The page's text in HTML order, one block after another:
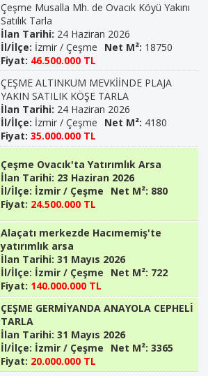
Çeşme Musalla Mh. de Ovacık Köyü Yakını
Satılık Tarla
İlan Tarihi: 24 Haziran 2026
İl/İlçe: İzmir / Çeşme Net M²: 18750
Fiyat: 46.500.000 TL
ÇEŞME ALTINKUM MEVKİİNDE PLAJA
YAKIN SATILIK KÖŞE TARLA
İlan Tarihi: 24 Haziran 2026
İl/İlçe: İzmir / Çeşme Net M²: 4180
Fiyat: 35.000.000 TL
Çeşme Ovacık'ta Yatırımlık Arsa
İlan Tarihi: 23 Haziran 2026
İl/İlçe: İzmir / Çeşme Net M²: 880
Fiyat: 24.500.000 TL
Alaçatı merkezde Hacımemiş'te
yatırımlık arsa
İlan Tarihi: 31 Mayıs 2026
İl/İlçe: İzmir / Çeşme Net M²: 722
Fiyat: 140.000.000 TL
ÇEŞME GERMİYANDA ANAYOLA CEPHELİ
TARLA
İlan Tarihi: 31 Mayıs 2026
İl/İlçe: İzmir / Çeşme Net M²: 3365
Fiyat: 20.000.000 TL